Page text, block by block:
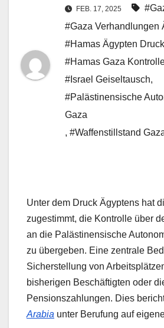
FEB. 17, 2025
#Gaza Verhandlungen
#Hamas Ägypten Druck
#Hamas Gaza
#Israel Geiseltausch,
#Palästinensische
Gaza
, #Waffenstillstand
Unter dem Druck Ägyptens hat
zugestimmt, die Kontrolle über
an die Palästinensische
zu übergeben. Eine zentrale
Sicherstellung von
bisherigen Beschäftigten oder
Pensionszahlungen. Dies
Arabia unter Berufung auf